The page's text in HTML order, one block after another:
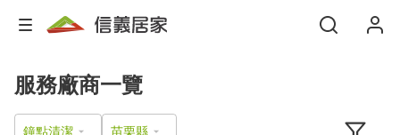
服務廠商一覽
鐘點清潔